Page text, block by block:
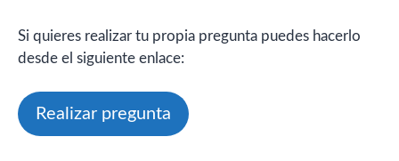
Si quieres realizar tu propia pregunta puedes hacerlo
desde el siguiente enlace:
Realizar pregunta